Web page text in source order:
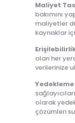
Maliyet
bakımını
maliyetler
kaynaklar
olan her
verilerinize
olarak
çözümleri